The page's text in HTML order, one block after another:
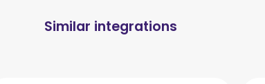
Similar integrations